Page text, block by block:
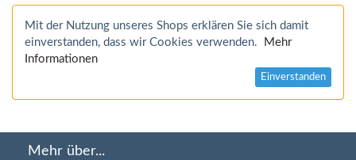
Mit der Nutzung unseres Shops erklären Sie sich damit
einverstanden, dass wir Cookies verwenden.
Mehr
Informationen
Einverstanden
Mehr über...